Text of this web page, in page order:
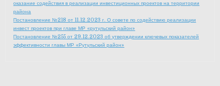
оказание содействия в реализации инвестиционных проектов на территории
района
Постановление №218 от 11.12.2023 г. О совете по содействию реализации
инвест проектов при главе МР «рутульский район»
Постановление №255 от 29.12.2023 об утверждении ключевых показателей
эффективности главы МР «Рутульский район»